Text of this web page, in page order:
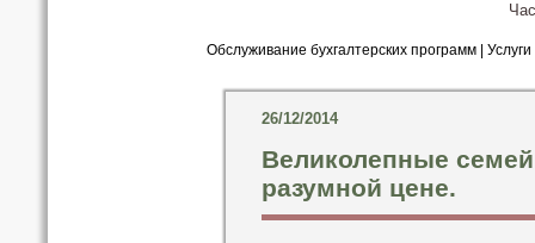
Обслуживание бухгалтерских программ
26/12/2014
Великолепные
разумной цене.